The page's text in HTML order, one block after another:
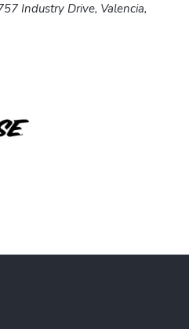
Industry Drive, Valencia,